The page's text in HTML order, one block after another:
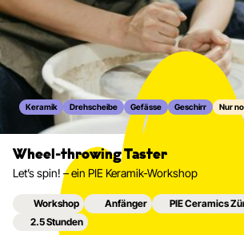
Keramik Drehscheibe Gefässe Geschirr Nur
Wheel-throwing Taster
Let’s spin! – ein PIE Keramik-Workshop
Workshop Anfänger
PIE Ceramics
2.5 Stunden